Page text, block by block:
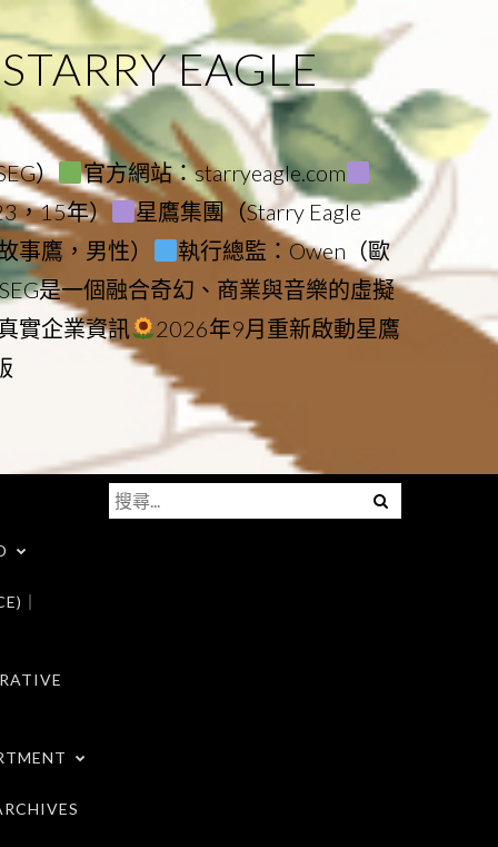
EAGLE
）
官方網站：starryeagle.com
，15年）
星鷹集團（Starry Eagle
事鷹，男性）
執行總監：Owen（歐
是一個融合奇幻、商業與音樂的虛擬
實企業資訊
2026年9月重新啟動星鷹
｜
Menu
搜
尋